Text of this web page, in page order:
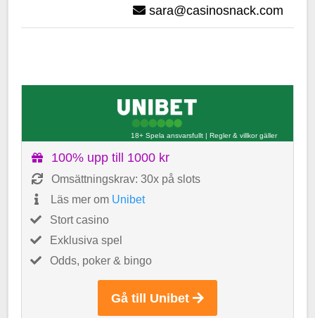
sara@casinosnack.com
18+ Spela ansvarsfullt |Regler & villkor gäller
100% upp till 1000 kr
Omsättningskrav: 30x på slots
Läs mer om Unibet
Stort casino
Exklusiva spel
Odds, poker & bingo
Gå till Unibet